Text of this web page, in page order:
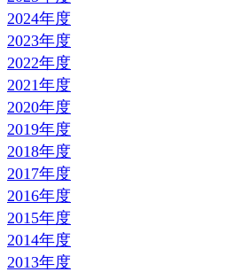
2024年度
2023年度
2022年度
2021年度
2020年度
2019年度
2018年度
2017年度
2016年度
2015年度
2014年度
2013年度